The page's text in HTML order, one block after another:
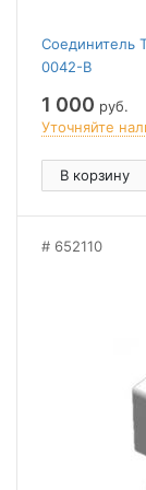
Соединитель
0042-B
1 000 руб.
Уточняйте
В корзину
652110